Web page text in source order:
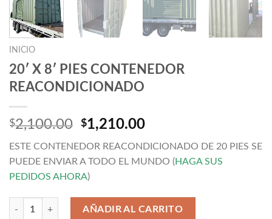
INICIO
20′ X 8′ PIES CONTENEDOR
REACONDICIONADO
$2,100.00 El
original
era:
$2,100.00.
$1,210.00El
actual
es:
ESTE CONTENEDOR REACONDICIONADO DE 20 PIES SE
PUEDE ENVIAR A TODO EL MUNDO (HAGA SUS
PEDIDOS AHORA)
AÑADIR AL CARRITO